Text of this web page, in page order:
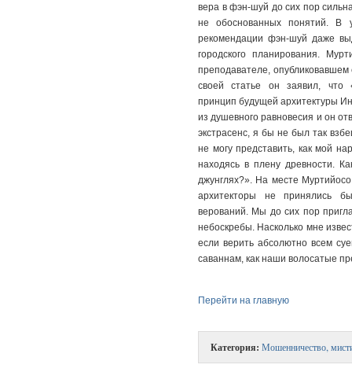
вера в фэн-шуй до сих пор
не обоснованных понятий. В
рекомендации фэн-шуй даже
городского планирования.
преподавателе,
своей статье он заявил, что
принцип будущей архитектуры
из душевного равновесия и он
экстрасенс, я бы не был так
не могу представить, как мой
находясь в плену древности.
джунглях?». На месте
архитекторы не принялись
верований. Мы до сих пор
небоскребы. Насколько мне
если верить абсолютно всем
саваннам, как наши волосатые
Перейти на главную
Категория: Мошенничество,